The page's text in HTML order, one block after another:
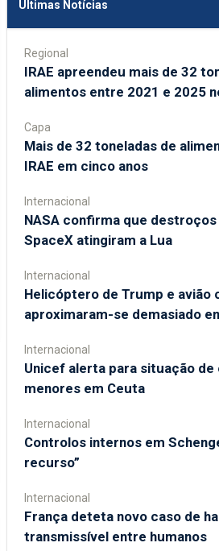
Últimas Notícias
Regional
IRAE apreendeu mais de 32
alimentos entre 2021 e 2025
Capa
Mais de 32 toneladas de
IRAE em cinco anos
Internacional
NASA confirma que
SpaceX atingiram a Lua
Internacional
Helicóptero de Trump e avião
aproximaram-se demasiado
Internacional
Unicef alerta para situação de
menores em Ceuta
Internacional
Controlos internos em
recurso”
Internacional
França deteta novo caso de
transmissível entre humanos